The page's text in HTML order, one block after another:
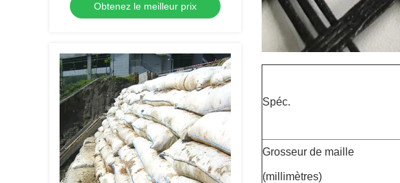
Obtenez le meilleur prix
Spéc.
Grosseur de maille
(millimètres)